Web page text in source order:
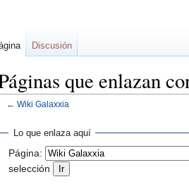
que enlazan
← Wiki Galaxxia
navegación
búsqueda
Lo que enlaza aquí
Página:
selección
Discusión